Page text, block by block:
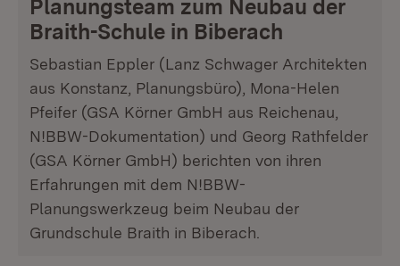
Planungsteam zum Neubau der
Braith-Schule in Biberach
Sebastian Eppler (Lanz Schwager Architekten
aus Konstanz, Planungsbüro), Mona-Helen
Pfeifer (GSA Körner GmbH aus Reichenau,
N!BBW-Dokumentation) und Georg Rathfelder
(GSA Körner GmbH) berichten von ihren
Erfahrungen mit dem N!BBW-
Planungswerkzeug beim Neubau der
Grundschule Braith in Biberach.